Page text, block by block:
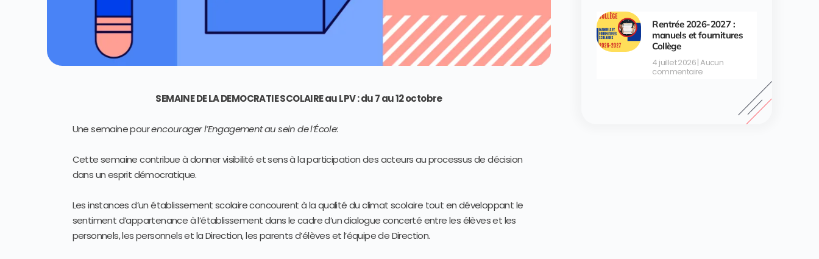
SEMAINE DE LA DEMOCRATIE SCOLAIRE au LPV : du 7 au 12 octobre
Une semaine pourencourager l’Engagement au sein de l’École:
Cette semaine contribue à donner visibilité et sens à la participation des acteurs au processus de décision
dans un esprit démocratique.
Les instances d’un établissement scolaire concourent à la qualité du climat scolaire tout en développant le
sentiment d’appartenance à l’établissement dans le cadre d’un dialogue concerté entre les élèves et les
personnels, les personnels et la Direction, les parents d’élèves et l’équipe de Direction.
Rentrée 2026-2027 :
manuels et fournitures
Collège
4 juillet 2026 Aucun
commentaire